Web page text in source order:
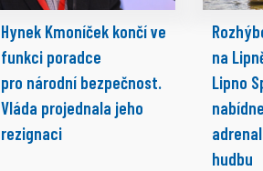
Hynek Kmoníček končí ve
funkci poradce
pro národní bezpečnost.
Vláda projednala jeho
rezignaci
na
Lipno
hudbu